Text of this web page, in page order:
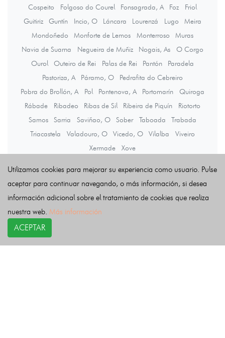
Cospeito
Folgoso do Courel Fonsagrada, A Foz
Friol
Guitiriz
Guntín Incio, O Láncara Lourenzá Lugo
Meira
Mondoñedo
Monforte de Lemos Monterroso
Muras
Navia de Suarna
Negueira de Muñiz Nogais, As
O Corgo
Ourol
Outeiro de Rei Palas de Rei Pantón
Paradela
Pastoriza, A
Páramo, O
Pedrafita do Cebreiro
Pobra do Brollón, A
Pol Pontenova, A Portomarín
Quiroga
Rábade
Ribadeo Ribas de Sil Ribeira de Piquín
Riotorto
Samos
Sarria Saviñao, O Sober Taboada
Trabada
Triacastela
Valadouro, O Vicedo, O Vilalba
Viveiro
Xermade
Xove
Últimas noticias
Utilizamos cookies para mejorar su experiencia como usuario. Pulse
aceptar para continuar navegando, o más información, si desea
información adicional sobre el tratamiento de cookies que realiza
nuestra web. Más información
ACEPTAR